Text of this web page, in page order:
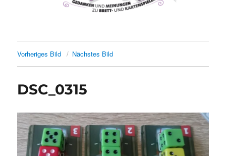
Vorheriges Bild Nächstes Bild
DSC_0315